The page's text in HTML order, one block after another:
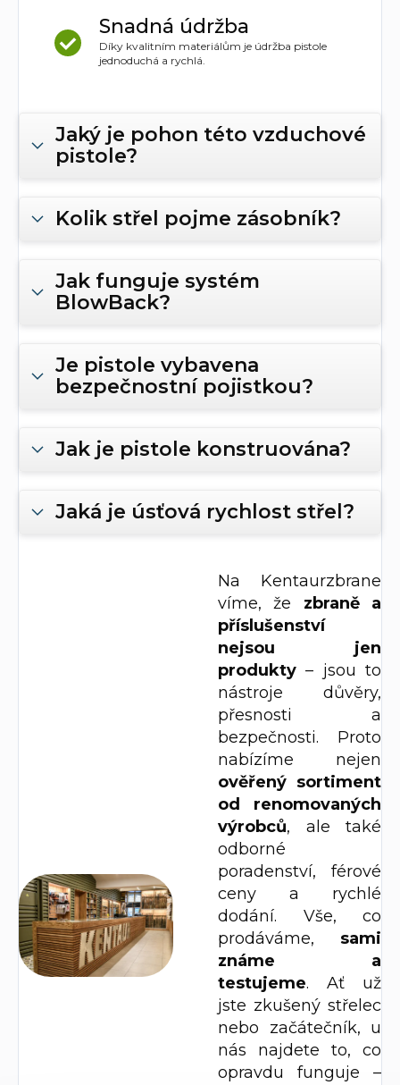
Snadná údržba
Díky kvalitním materiálům je údržba pistole
jednoduchá a rychlá.
Jaký je pohon této vzduchové
pistole?
Kolik střel pojme zásobník?
Jak funguje systém
BlowBack?
Je pistole vybavena
bezpečnostní pojistkou?
Jak je pistole konstruována?
Jaká je úsťová rychlost střel?
Na Kentaurzbrane
víme, že zbraně a
příslušenství
nejsou jen
produkty – jsou to
nástroje důvěry,
přesnosti a
bezpečnosti. Proto
nabízíme nejen
ověřený sortiment
od renomovaných
výrobců, ale také
odborné
poradenství, férové
ceny a rychlé
dodání. Vše, co
prodáváme, sami
známe a
testujeme. Ať už
jste zkušený střelec
nebo začátečník, u
nás najdete to, co
opravdu funguje –